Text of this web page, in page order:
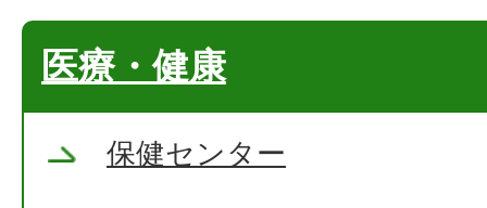
医療・健康
保健センター